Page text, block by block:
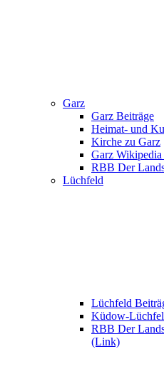
Garz
Garz Beiträge
Heimat- und
Kirche zu Garz
Garz
RBB Der
Lüchfeld
Lüchfeld
Küdow-
RBB Der
(Link)